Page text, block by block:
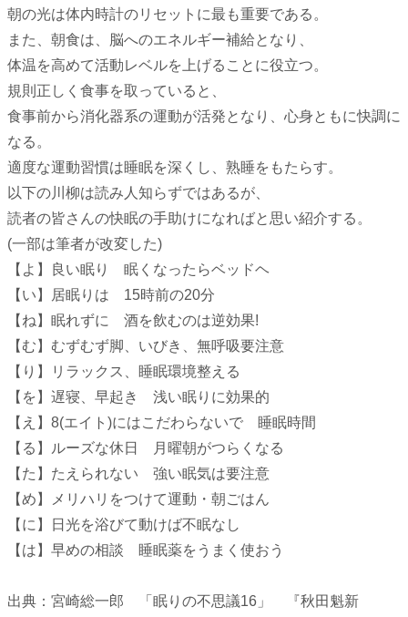
朝の光は体内時計のリセットに最も重要である。
また、朝食は、脳へのエネルギー補給となり、
体温を高めて活動レベルを上げることに役立つ。
規則正しく食事を取っていると、
食事前から消化器系の運動が活発となり、心身ともに快調に
なる。
適度な運動習慣は睡眠を深くし、熟睡をもたらす。
以下の川柳は読み人知らずではあるが、
読者の皆さんの快眠の手助けになればと思い紹介する。
(一部は筆者が改変した)
【よ】良い眠り 眠くなったらベッドヘ
【い】居眠りは 15時前の20分
【ね】眠れずに 酒を飲むのは逆効果!
【む】むずむず脚、いびき、無呼吸要注意
【り】リラックス、睡眠環境整える
【を】遅寝、早起き 浅い眠りに効果的
【え】8(エイト)にはこだわらないで 睡眠時間
【る】ルーズな休日 月曜朝がつらくなる
【た】たえられない 強い眠気は要注意
【め】メリハリをつけて運動・朝ごはん
【に】日光を浴びて動けば不眠なし
【は】早めの相談 睡眠薬をうまく使おう
出典：宮崎総一郎 「眠りの不思議16」 『秋田魁新